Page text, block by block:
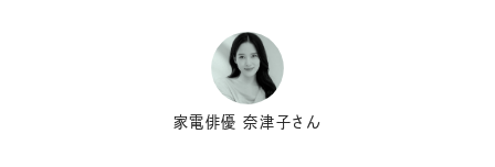
家電俳優 奈津子さん